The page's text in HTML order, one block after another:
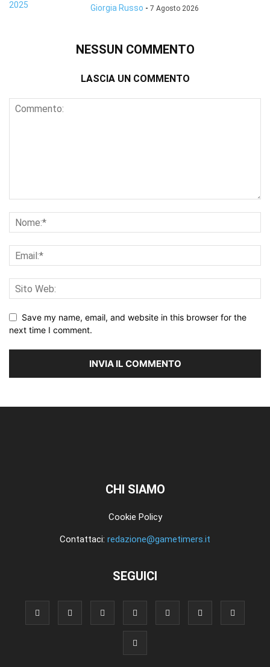
Giorgia Russo - 7 Agosto 2026
NESSUN COMMENTO
LASCIA UN COMMENTO
Save my name, email, and website in this browser for the
next time I comment.
CHI SIAMO
Cookie Policy
Contattaci: redazione@gametimers.it
SEGUICI